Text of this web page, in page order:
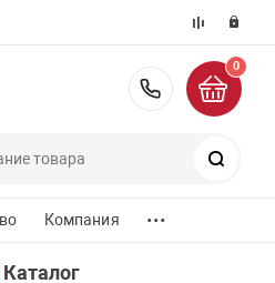
8 (800)
0
Компания ...
Каталог